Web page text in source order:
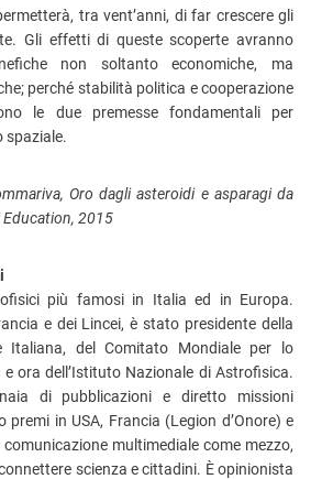
tra vent’anni, di far crescere gli
Gli effetti di queste scoperte avranno
non soltanto economiche, ma
perché stabilità politica e cooperazione
le due premesse fondamentali per
spaziale.
Oro dagli asteroidi e asparagi da
2015
più famosi in Italia ed in Europa.
e dei Lincei, è stato presidente della
Italiana, del Comitato Mondiale per lo
e ora dell’Istituto Nazionale di Astrofisica.
di pubblicazioni e diretto missioni
premi in USA, Francia (Legion d’Onore) e
multimediale come mezzo,
scienza e cittadini. È opinionista